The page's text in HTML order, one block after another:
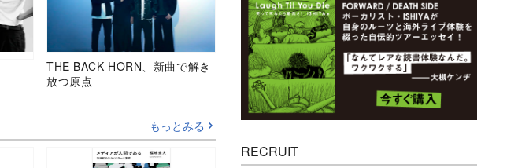
THE BACK HORN、新曲で解き
放つ原点
もっとみる
RECRUIT